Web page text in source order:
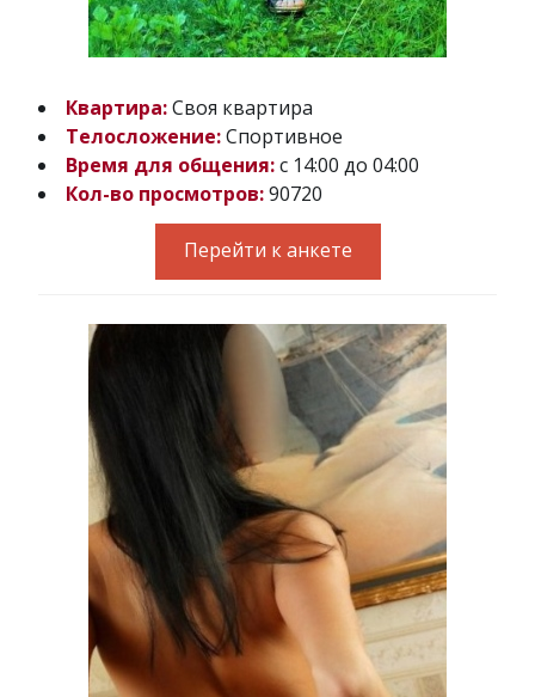
Квартира:Своя квартира
Телосложение:Спортивное
Время для общения:с 14:00 до 04:00
Кол-во просмотров:90720
Перейти к анкете